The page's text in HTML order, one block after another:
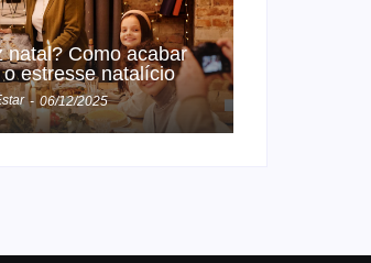
natal? Como acabar
o estresse natalício
- 06/12/2025